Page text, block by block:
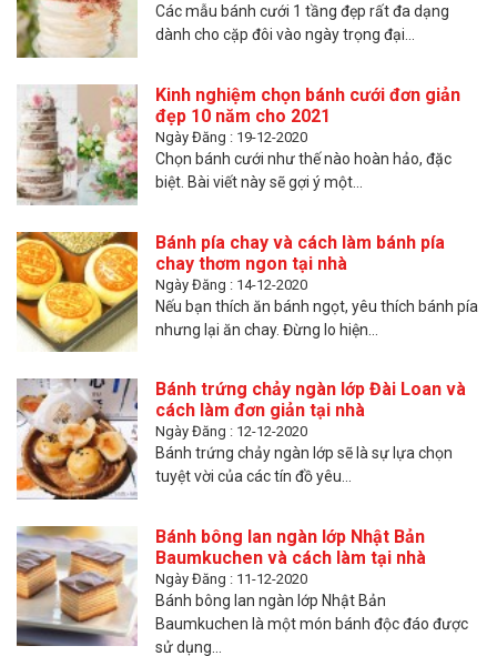
Các mẫu bánh cưới 1 tầng đẹp rất đa dạng
dành cho cặp đôi vào ngày trọng đại...
Kinh nghiệm chọn bánh cưới đơn giản
đẹp 10 năm cho 2021
Ngày Đăng : 19-12-2020
Chọn bánh cưới như thế nào hoàn hảo, đặc
biệt. Bài viết này sẽ gợi ý một...
Bánh pía chay và cách làm bánh pía
chay thơm ngon tại nhà
Ngày Đăng : 14-12-2020
Nếu bạn thích ăn bánh ngọt, yêu thích bánh pía
nhưng lại ăn chay. Đừng lo hiện...
Bánh trứng chảy ngàn lớp Đài Loan và
cách làm đơn giản tại nhà
Ngày Đăng : 12-12-2020
Bánh trứng chảy ngàn lớp sẽ là sự lựa chọn
tuyệt vời của các tín đồ yêu...
Bánh bông lan ngàn lớp Nhật Bản
Baumkuchen và cách làm tại nhà
Ngày Đăng : 11-12-2020
Bánh bông lan ngàn lớp Nhật Bản
Baumkuchen là một món bánh độc đáo được
sử dụng...